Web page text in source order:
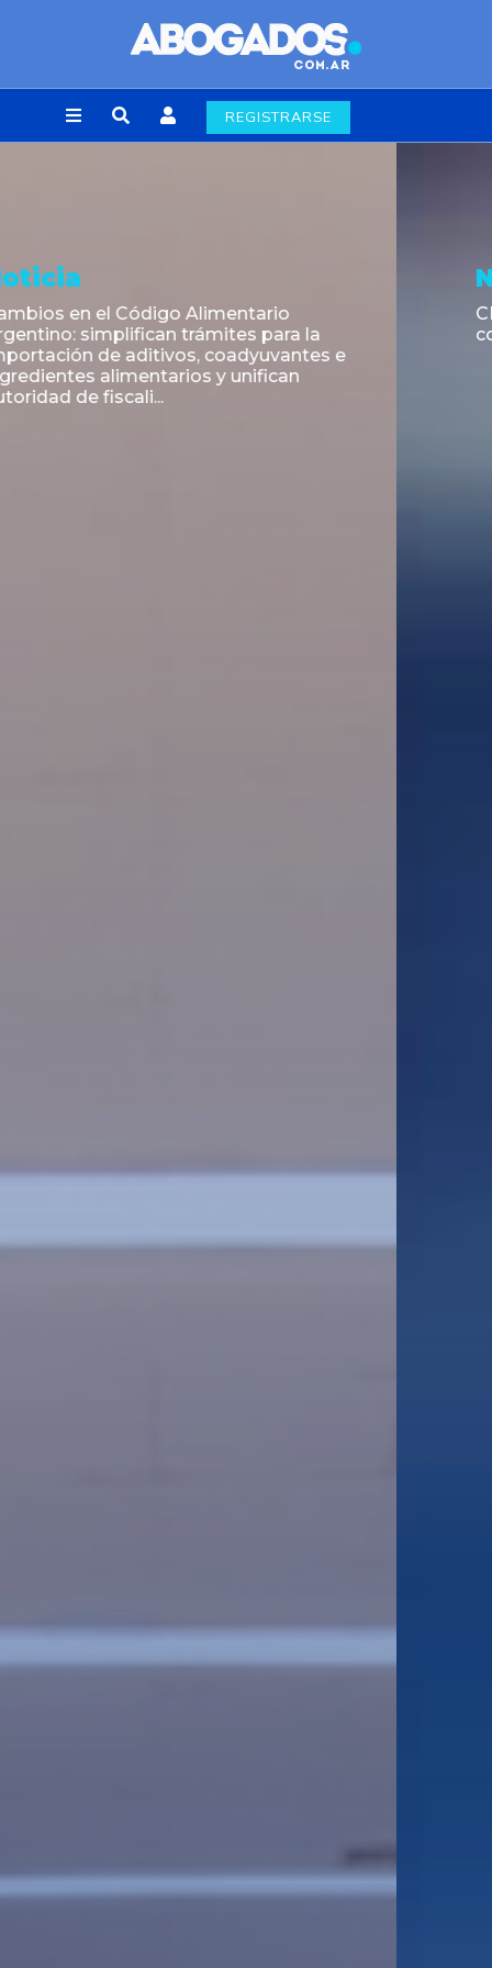
REGISTRARSE
Noticia
CNV: Criterio Interpretativo sobre
colocaciones primarias